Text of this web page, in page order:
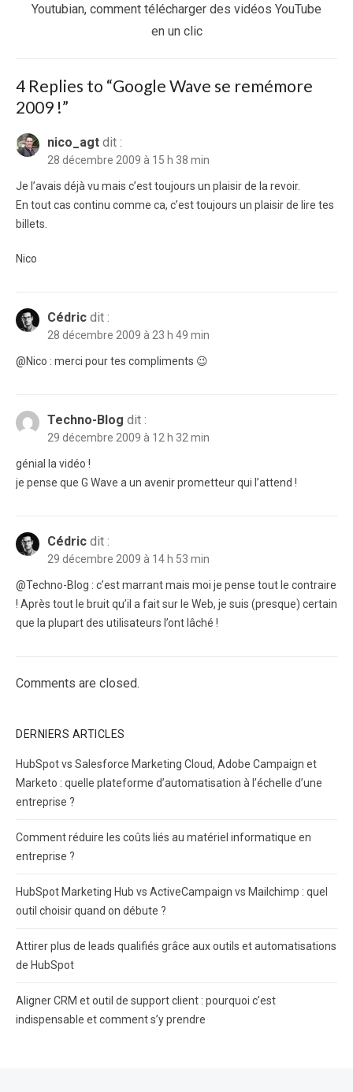
Next
Youtubian, comment télécharger des vidéos YouTube
en un clic
4 Replies to “Google Wave se remémore
2009 !”
nico_agt dit :
28 décembre 2009 à 15 h 38 min
Je l’avais déjà vu mais c’est toujours un plaisir de la revoir.
En tout cas continu comme ca, c’est toujours un plaisir de lire tes
billets.
Nico
Cédric dit :
28 décembre 2009 à 23 h 49 min
@Nico : merci pour tes compliments 😉
Techno-Blog dit :
29 décembre 2009 à 12 h 32 min
génial la vidéo !
je pense que G Wave a un avenir prometteur qui l’attend !
Cédric dit :
29 décembre 2009 à 14 h 53 min
@Techno-Blog : c’est marrant mais moi je pense tout le contraire
! Après tout le bruit qu’il a fait sur le Web, je suis (presque) certain
que la plupart des utilisateurs l’ont lâché !
Comments are closed.
DERNIERS ARTICLES
HubSpot vs Salesforce Marketing Cloud, Adobe Campaign et
Marketo : quelle plateforme d’automatisation à l’échelle d’une
entreprise ?
Comment réduire les coûts liés au matériel informatique en
entreprise ?
HubSpot Marketing Hub vs ActiveCampaign vs Mailchimp : quel
outil choisir quand on débute ?
Attirer plus de leads qualifiés grâce aux outils et automatisations
de HubSpot
Aligner CRM et outil de support client : pourquoi c’est
indispensable et comment s’y prendre